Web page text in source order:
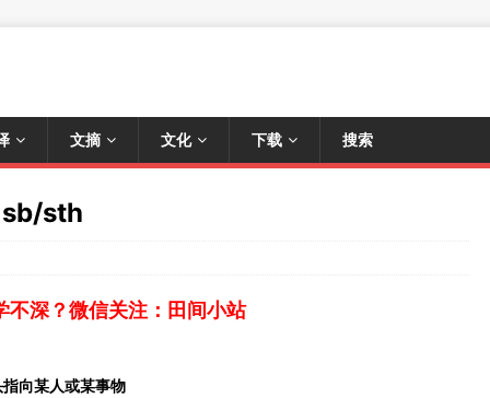
文摘 文化 下载 搜索
sb/sth
不深？微信关注：田间小站
向某人或某事物